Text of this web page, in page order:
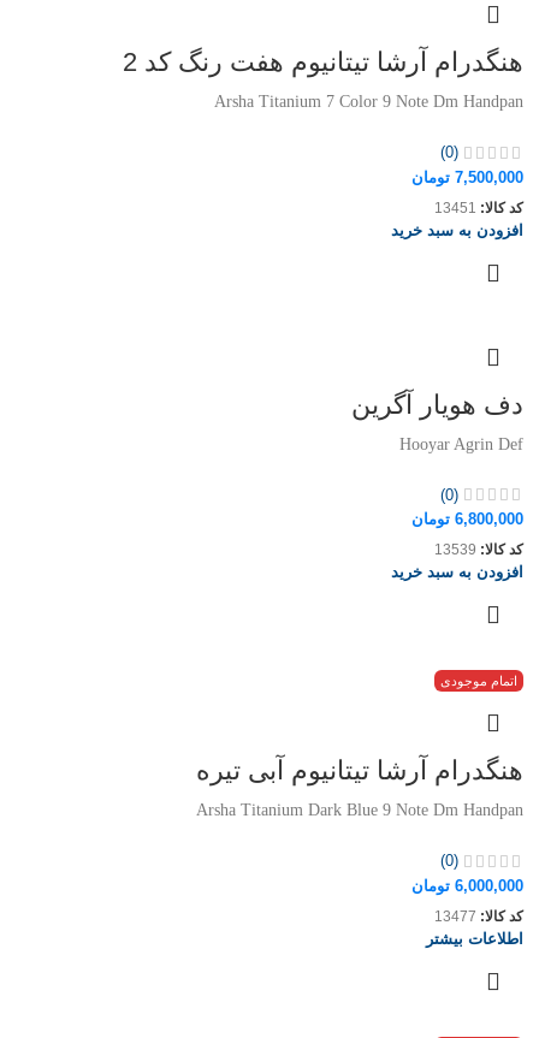
هنگدرام آرشا تیتانیوم هفت رنگ کد 2
Arsha Titanium 7 Color 9 Note Dm Handpan
(0)
7,500,000 تومان
کد کالا: 13451
افزودن به سبد خرید
دف هویار آگرین
Hooyar Agrin Def
(0)
6,800,000 تومان
کد کالا: 13539
افزودن به سبد خرید
اتمام موجودی
هنگدرام آرشا تیتانیوم آبی تیره
Arsha Titanium Dark Blue 9 Note Dm Handpan
(0)
6,000,000 تومان
کد کالا: 13477
اطلاعات بیشتر